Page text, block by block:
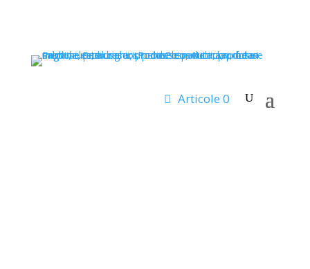
Articole 0
Prima pagină /BRANDURI / PODOPHARM®
PODOPHARM®
Sortat